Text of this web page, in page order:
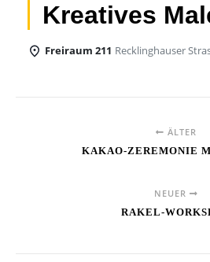
Kreatives
Freiraum 211 Recklinghauser
ÄLTER
KAKAO-ZEREMONIE
NEUER
RAKEL-